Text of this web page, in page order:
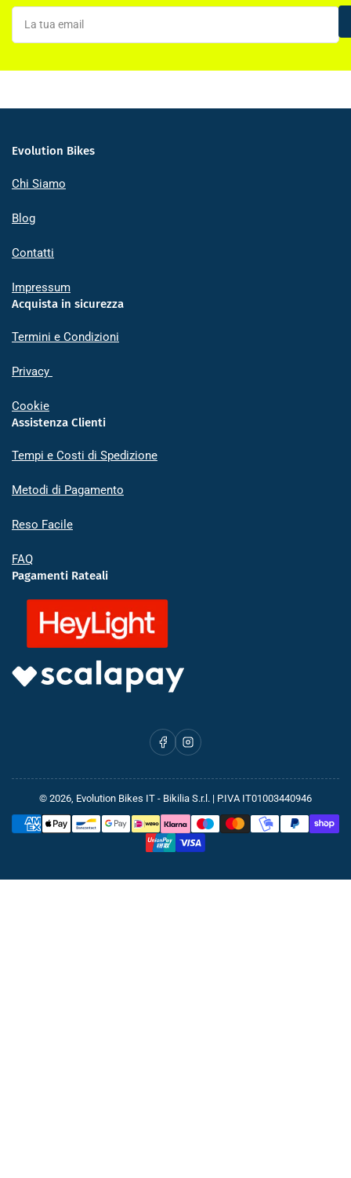
La
tua
email
Evolution Bikes
Chi Siamo
Blog
Contatti
Impressum
Acquista in sicurezza
Termini e Condizioni
Privacy
Cookie
Assistenza Clienti
Tempi e Costi di Spedizione
Metodi di Pagamento
Reso Facile
FAQ
Pagamenti Rateali
FacebookInstagram
© 2026, Evolution Bikes IT - Bikilia S.r.l. | P.IVA IT01003440946
Metodi
di
pagamento